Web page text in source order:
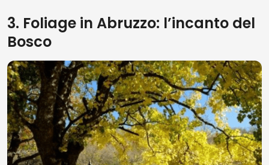
3. Foliage in Abruzzo: l’incanto del
Bosco